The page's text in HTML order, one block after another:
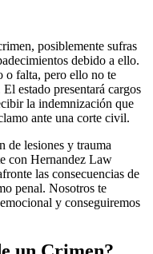
posiblemente sufras
debido a ello.
o falta, pero ello no te
estado presentará cargos
la indemnización que
ante una corte civil.
de lesiones y trauma
con Hernandez Law
las consecuencias de
penal. Nosotros te
y conseguiremos